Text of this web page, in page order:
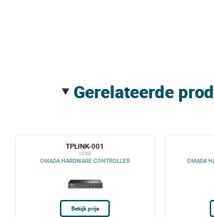
gerelateerde
TPLINK-001
OC300
OMADA HARDWARE CONTROLLER
Bekijk prijs
OMADA